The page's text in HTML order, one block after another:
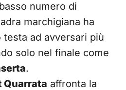
numero di
marchigiana ha
ad avversari più
solo nel finale come
.
Quarrata affronta la